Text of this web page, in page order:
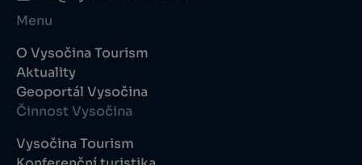
Menu
O Vysočina Tourism
Aktuality
Geoportál Vysočina
Činnost Vysočina
Vysočina Tourism